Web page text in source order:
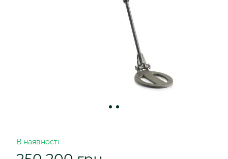
В наявності